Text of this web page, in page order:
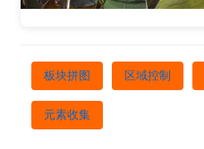
板块拼图 区域控制
元素收集